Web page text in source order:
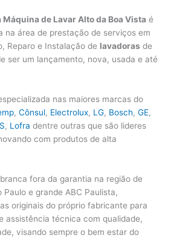
de Lavar Alto da Boa Vista é
na área de prestação de serviços em
Reparo e Instalação de lavadoras de
ser um lançamento, nova, usada e até
nas maiores marcas do
,Cônsul, Electrolux, LG, Bosch,GE,
, Lofra dentre outras que são lideres
com produtos de alta
fora da garantia na região de
Paulo e grande ABC Paulista,
originais do próprio fabricante para
assistência técnica com qualidade,
visando sempre o bem estar do